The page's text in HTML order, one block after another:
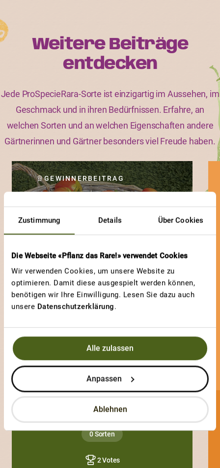
Zustimmung Details Über Cookies
Die Webseite «Pflanz das Rare!» verwendet Cookies
Wir verwenden Cookies, um unsere Website zu
optimieren. Damit diese ausgespielt werden können,
benötigen wir Ihre Einwilligung. Lesen Sie dazu auch
unsere Datenschutzerklärung.
Alle zulassen
Anpassen
Ablehnen
Weitere Beiträge
entdecken
Jede ProSpecieRara-Sorte ist einzigartig im Aussehen, im
Geschmack und in ihren Bedürfnissen. Erfahre, an
welchen Sorten und an welchen Eigenschaften andere
Gärtnerinnen und Gärtner besonders viel Freude haben.
GEWINNERBEITRAG
Rotgelb gestreifte
runde Tomate
Miranda
0 Sorten
2 Votes